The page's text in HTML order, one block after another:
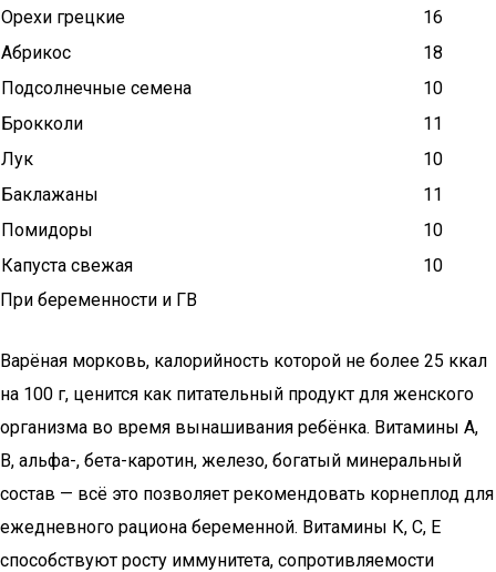
Орехи грецкие
16
Абрикос
18
Подсолнечные семена
10
Брокколи
11
Лук
10
Баклажаны
11
Помидоры
10
Капуста свежая
10
При беременности и ГВ
Варёная морковь, калорийность которой не более 25 ккал
на 100 г, ценится как питательный продукт для женского
организма во время вынашивания ребёнка. Витамины А,
В, альфа-, бета-каротин, железо, богатый минеральный
состав — всё это позволяет рекомендовать корнеплод для
ежедневного рациона беременной. Витамины К, С, Е
способствуют росту иммунитета, сопротивляемости